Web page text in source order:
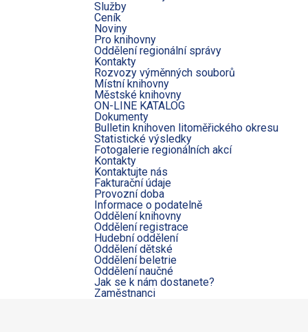
Služby
Ceník
Noviny
Pro knihovny
Oddělení regionální správy
Kontakty
Rozvozy výměnných souborů
Místní knihovny
Městské knihovny
ON-LINE KATALOG
Dokumenty
Bulletin knihoven litoměřického okresu
Statistické výsledky
Fotogalerie regionálních akcí
Kontakty
Kontaktujte nás
Fakturační údaje
Provozní doba
Informace o podatelně
Oddělení knihovny
Oddělení registrace
Hudební oddělení
Oddělení dětské
Oddělení beletrie
Oddělení naučné
Jak se k nám dostanete?
Zaměstnanci